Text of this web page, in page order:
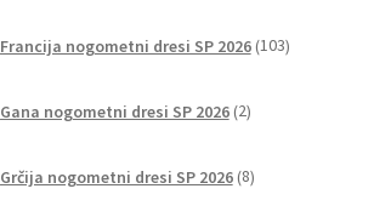
Francija nogometni dresi SP 2026 103izdelki
Gana nogometni dresi SP 2026 2izdelka
Grčija nogometni dresi SP 2026 8izdelkov